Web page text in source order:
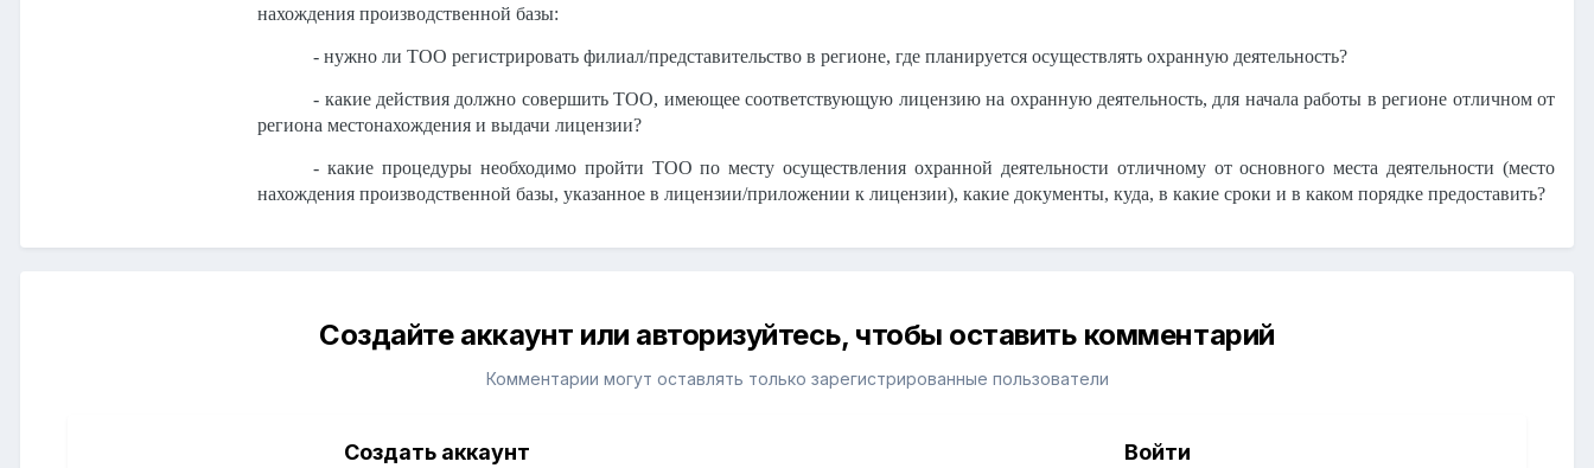
нахождения производственной базы:
- нужно ли ТОО регистрировать филиал/представительство в регионе, где планируется осуществлять охранную деятельность?
- какие действия должно совершить ТОО, имеющее соответствующую лицензию на охранную деятельность, для начала работы в регионе отличном от
региона местонахождения и выдачи лицензии?
- какие процедуры необходимо пройти ТОО по месту осуществления охранной деятельности отличному от основного места деятельности (место
нахождения производственной базы, указанное в лицензии/приложении к лицензии), какие документы, куда, в какие сроки и в каком порядке предоставить?
Создайте аккаунт или авторизуйтесь, чтобы оставить комментарий
Комментарии могут оставлять только зарегистрированные пользователи
Создать аккаунт Войти